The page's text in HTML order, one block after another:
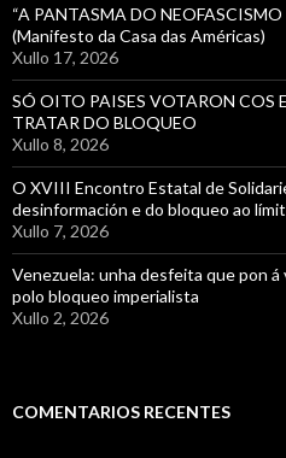
“A PANTASMA DO
(Manifesto da Casa das Américas)
Xullo 17, 2026
SÓ OITO PAISES VOTARON COS
TRATAR DO BLOQUEO
Xullo 8, 2026
O XVIII Encontro Estatal de
desinformación e do bloqueo ao
Xullo 7, 2026
Venezuela: unha desfeita que pon
polo bloqueo imperialista
Xullo 2, 2026
COMENTARIOS RECENTES